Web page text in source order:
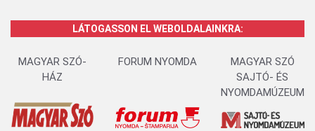
LÁTOGASSON EL WEBOLDALAINKRA:
MAGYAR SZÓ-
HÁZ
FORUM NYOMDA
MAGYAR SZÓ
SAJTÓ- ÉS
NYOMDAMÚZEUM